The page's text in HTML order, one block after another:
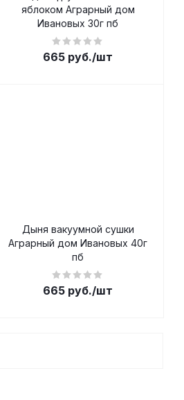
яблоком Аграрный дом
Ивановых 30г пб
665 руб./шт
Дыня вакуумной сушки
Аграрный дом Ивановых 40г
пб
665 руб./шт